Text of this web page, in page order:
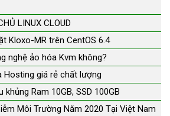
LINUX CLOUD
Kloxo-MR trên CentOS 6.4
nghệ ảo hóa Kvm không?
Hosting giá rẻ chất lượng
khủng Ram 10GB, SSD 100GB
Môi Trường Năm 2020 Tại Việt Nam